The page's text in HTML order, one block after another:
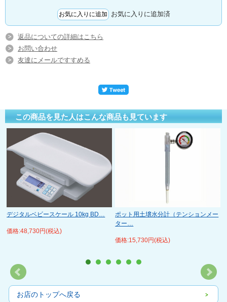
お気に入りに追加済
返品についての詳細はこちら
お問い合わせ
友達にメールですすめる
この商品を見た人はこんな商品も見ています
デジタルベビースケール 10kg BD…
価格:48,730円(税込)
ポット用土壌水分計（テンションメー
ター…
価格:15,730円(税込)
お店のトップへ戻る